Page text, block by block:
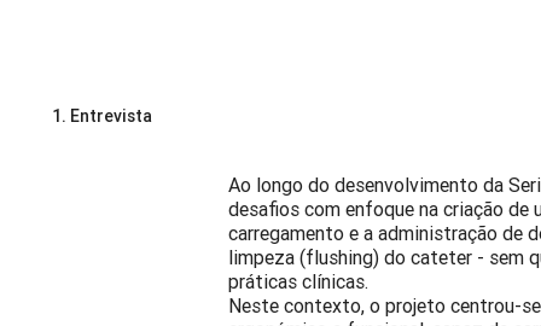
1. Entrevista
Ao longo do desenvolvimento da
desafios com enfoque na criação
carregamento e a administração de
limpeza (flushing) do cateter - sem
práticas clínicas.
Neste contexto, o projeto centrou-